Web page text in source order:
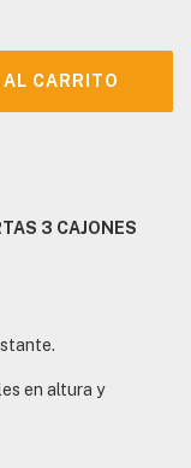
3 CAJONES
en altura y